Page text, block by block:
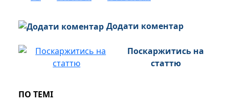
Додати коментар
Поскаржитись на
статтю
ПО ТЕМІ